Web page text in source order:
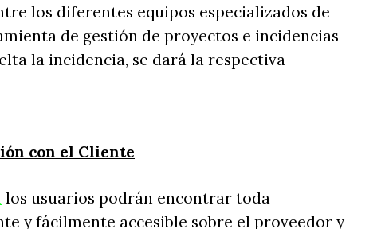
los diferentes equipos especializados de
de gestión de proyectos e incidencias
la incidencia, se dará la respectiva
con el Cliente
los usuarios podrán encontrar toda
y fácilmente accesible sobre el proveedor y